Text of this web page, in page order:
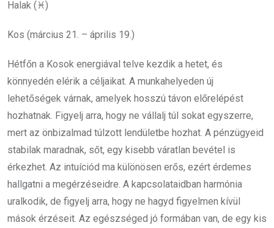
Halak (♓)
Kos (március 21. – április 19.)
Hétfőn a Kosok energiával telve kezdik a hetet, és
könnyedén elérik a céljaikat. A munkahelyeden új
lehetőségek várnak, amelyek hosszú távon előrelépést
hozhatnak. Figyelj arra, hogy ne vállalj túl sokat egyszerre,
mert az önbizalmad túlzott lendületbe hozhat. A pénzügyeid
stabilak maradnak, sőt, egy kisebb váratlan bevétel is
érkezhet. Az intuíciód ma különösen erős, ezért érdemes
hallgatni a megérzéseidre. A kapcsolataidban harmónia
uralkodik, de figyelj arra, hogy ne hagyd figyelmen kívül
mások érzéseit. Az egészséged jó formában van, de egy kis